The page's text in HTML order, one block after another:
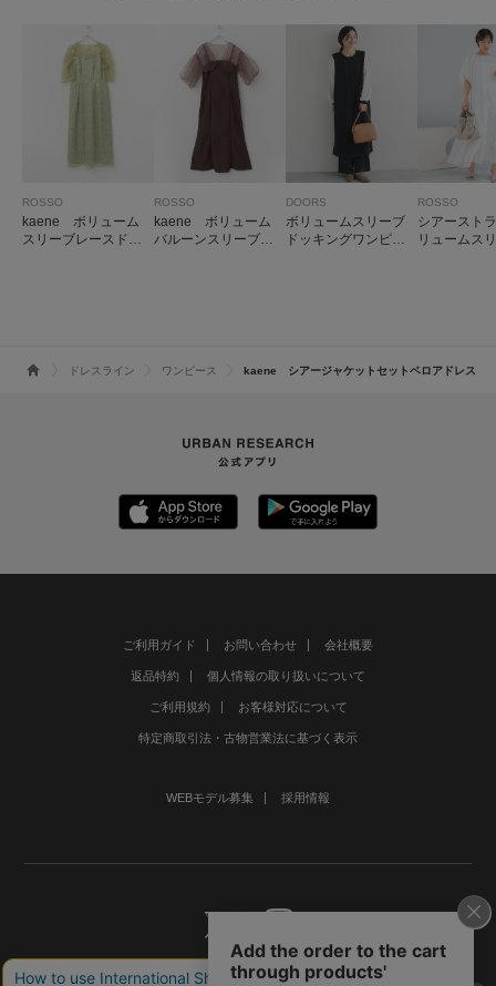
ROSSO
kaene ボリューム
スリーブレースドレ
ROSSO
kaene ボリューム
バルーンスリーブド
DOORS
ボリュームスリーブ
ドッキングワンピー
ROSSO
シアースト
リュームス
ドレスライン ワンピース kaene シアージャケットセットベロアドレス
ご利用ガイド お問い合わせ 会社概要
返品特約 個人情報の取り扱いについて
ご利用規約 お客様対応について
特定商取引法・古物営業法に基づく表示
WEBモデル募集 採用情報